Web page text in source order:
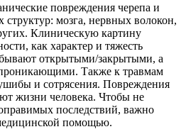
повреждения черепа и
мозга, нервных волокон,
Клиническую картину
как характер и тяжесть
открытыми/закрытыми, а
Также к травмам
и сотрясения. Повреждения
жизни человека. Чтобы не
последствий, важно
помощью.